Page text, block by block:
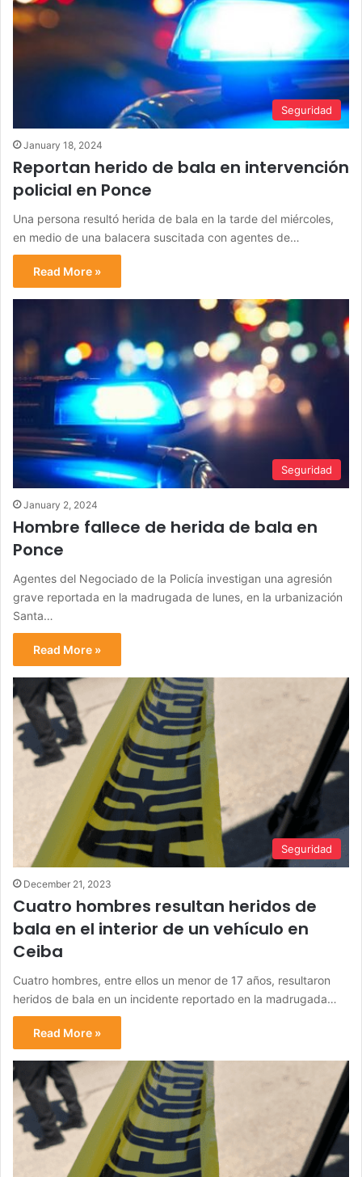
Seguridad
January 18, 2024
Reportan herido de bala en intervención
policial en Ponce
Una persona resultó herida de bala en la tarde del miércoles,
en medio de una balacera suscitada con agentes de…
Read More »
Seguridad
January 2, 2024
Hombre fallece de herida de bala en
Ponce
Agentes del Negociado de la Policía investigan una agresión
grave reportada en la madrugada de lunes, en la urbanización
Santa…
Read More »
Seguridad
December 21, 2023
Cuatro hombres resultan heridos de
bala en el interior de un vehículo en
Ceiba
Cuatro hombres, entre ellos un menor de 17 años, resultaron
heridos de bala en un incidente reportado en la madrugada…
Read More »